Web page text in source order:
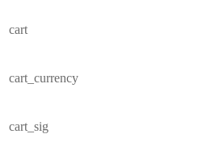
cart
cart_currency
cart_sig